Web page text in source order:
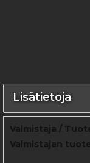
Lisätietoja
Lisätietoja